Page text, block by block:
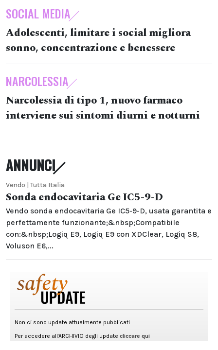
SOCIAL MEDIA
Adolescenti, limitare i social migliora
sonno, concentrazione e benessere
NARCOLESSIA
Narcolessia di tipo 1, nuovo farmaco
interviene sui sintomi diurni e notturni
ANNUNCI
Vendo | Tutta Italia
Sonda endocavitaria Ge IC5-9-D
Vendo sonda endocavitaria Ge IC5-9-D, usata garantita e
perfettamente funzionante;&nbsp;Compatibile
con:&nbsp;Logiq E9, Logiq E9 con XDClear, Logiq S8,
Voluson E6,...